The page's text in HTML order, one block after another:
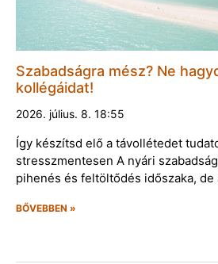
Szabadságra mész? Ne
kollégáidat!
2026. július. 8. 18:55
Így készítsd elő a távollétedet
stresszmentesen A nyári
pihenés és feltöltődés időszaka,
BŐVEBBEN »